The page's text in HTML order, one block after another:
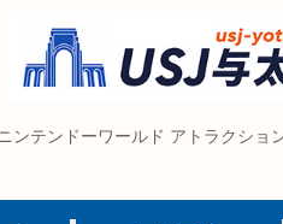
ンテンドーワールド アトラクショ